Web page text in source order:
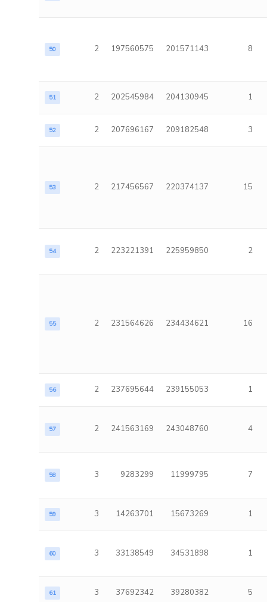
50 2 197560575 201571143 8
51 2 202545984 204130945 1
52 2 207696167 209182548 3
53 2 217456567 220374137 15
54 2 223221391 225959850 2
55 2 231564626 234434621 16
56 2 237695644 239155053 1
57 2 241563169 243048760 4
58 3 9283299 11999795 7
59 3 14263701 15673269 1
60 3 33138549 34531898 1
61 3 37692342 39280382 5